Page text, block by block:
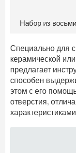
Набор из
Специально для
керамической
предлагает
способен
этом с его
отверстия,